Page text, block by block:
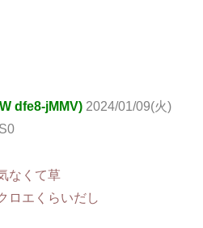
dfe8-jMMV) 2024/01/09(火)
なくて草
ロエくらいだし